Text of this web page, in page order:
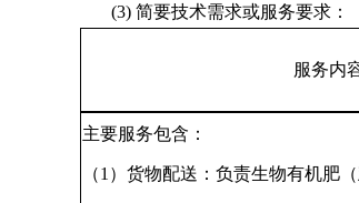
(3) 简要技术需求或服务要求：
服务内
主要服务包含：
（1）货物配送：负责生物有机肥